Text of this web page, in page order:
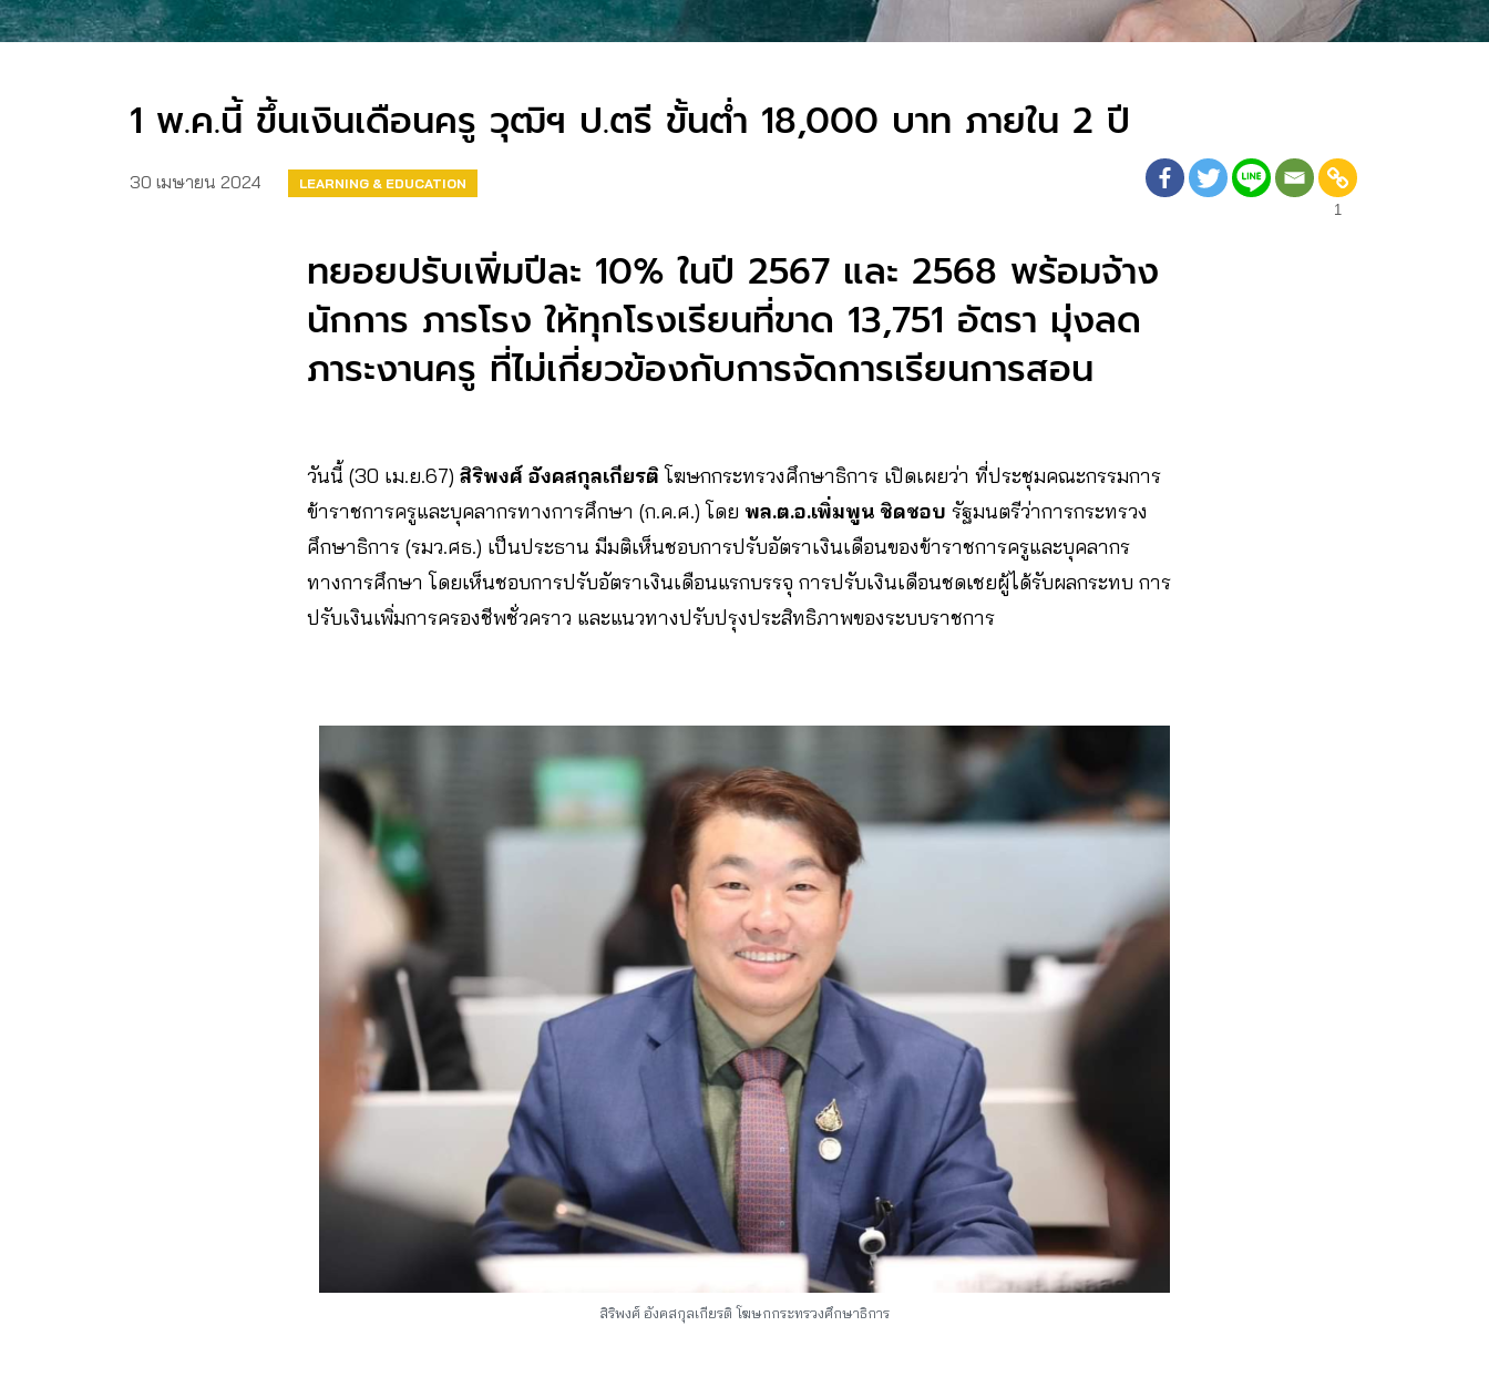
1 พ.ค.นี้ ขึ้นเงินเดือนครู วุฒิฯ ป.ตรี ขั้นต่ำ 18,000 บาท ภายใน 2 ปี
30 เมษายน 2024
LEARNING & EDUCATION
1
ทยอยปรับเพิ่มปีละ 10% ในปี 2567 และ 2568 พร้อมจ้าง
นักการ ภารโรง ให้ทุกโรงเรียนที่ขาด 13,751 อัตรา มุ่งลด
ภาระงานครู ที่ไม่เกี่ยวข้องกับการจัดการเรียนการสอน
วันนี้ (30 เม.ย.67) สิริพงศ์ อังคสกุลเกียรติโฆษกกระทรวงศึกษาธิการ เปิดเผยว่า ที่ประชุมคณะกรรมการ
ข้าราชการครูและบุคลากรทางการศึกษา (ก.ค.ศ.) โดย พล.ต.อ.เพิ่มพูน ชิดชอบ รัฐมนตรีว่าการกระทรวง
ศึกษาธิการ (รมว.ศธ.) เป็นประธาน มีมติเห็นชอบการปรับอัตราเงินเดือนของข้าราชการครูและบุคลากร
ทางการศึกษา โดยเห็นชอบการปรับอัตราเงินเดือนแรกบรรจุ การปรับเงินเดือนชดเชยผู้ได้รับผลกระทบ การ
ปรับเงินเพิ่มการครองชีพชั่วคราว และแนวทางปรับปรุงประสิทธิภาพของระบบราชการ
สิริพงศ์ อังคสกุลเกียรติ โฆษกกระทรวงศึกษาธิการ